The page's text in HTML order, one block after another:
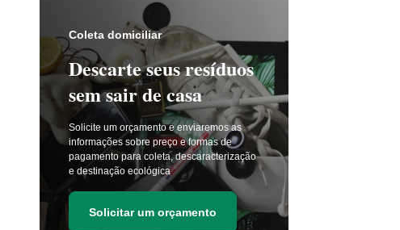
Coleta domiciliar
Descarte seus resíduos
sem sair de casa
Solicite um orçamento e enviaremos as
informações sobre preço e formas de
pagamento para coleta, descaracterização
e destinação ecológica
Solicitar um orçamento